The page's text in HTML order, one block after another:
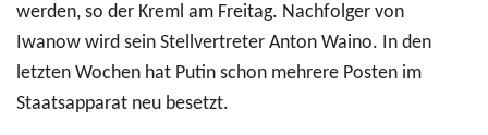
werden, so der Kreml am Freitag. Nachfolger von
Iwanow wird sein Stellvertreter Anton Waino. In den
letzten Wochen hat Putin schon mehrere Posten im
Staatsapparat neu besetzt.